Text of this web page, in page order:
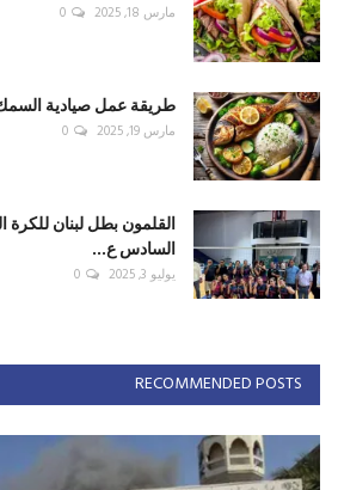
مارس 18, 2025 0
طريقة عمل صيادية
مارس 19, 2025 0
القلمون بطل لبنان للكرة
السادس ع...
يوليو 3, 2025 0
RECOMMENDED POSTS